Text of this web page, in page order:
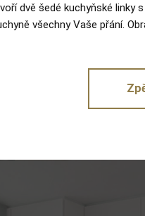
dvě šedé kuchyňské
všechny Vaše přání.